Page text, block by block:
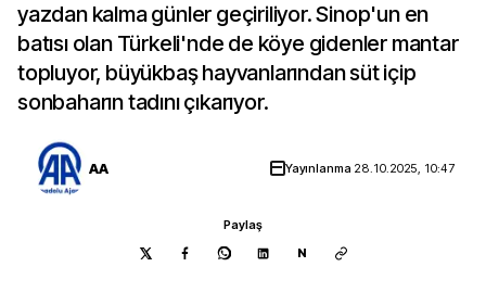
yazdan kalma günler geçiriliyor. Sinop'un en
batısı olan Türkeli'nde de köye gidenler mantar
topluyor, büyükbaş hayvanlarından süt içip
sonbaharın tadını çıkarıyor.
AA Yayınlanma 28.10.2025, 10:47
Paylaş
N